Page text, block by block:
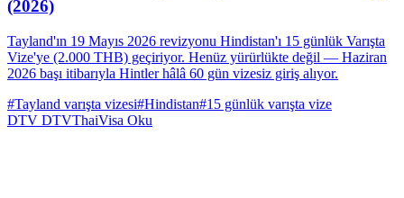
(2026)
Tayland'ın 19 Mayıs 2026 revizyonu Hindistan'ı 15 günlük Varışta
Vize'ye (2.000 THB) geçiriyor. Henüz yürürlükte değil — Haziran
2026 başı itibarıyla Hintler hâlâ 60 gün vizesiz giriş alıyor.
#Tayland varışta vizesi#Hindistan#15 günlük varışta vize
DTV DTVThaiVisa Oku